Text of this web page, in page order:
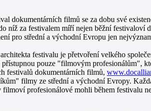
dokumentárních filmů se za dobu své
níž za festivalem míří nejen běžní
pro střední a východní Evropu jen
festivalu je přetvoření velkého
přístupnou pouze "filmovým profesionálům",
festivalů dokumentárních filmů,
filmy ze střední a východní Evropy.
profesionálové mohli během festivalu